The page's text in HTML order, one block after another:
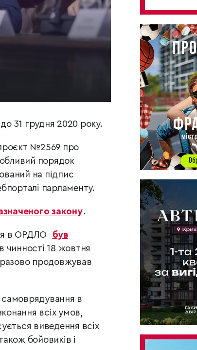
31 грудня 2020 року.
№2569 про
порядок
на підпис
парламенту.
закону.
в ОРДЛО
був
чинності 18 жовтня
продовжував
в
всіх умов,
виведення всіх
бойовиків і